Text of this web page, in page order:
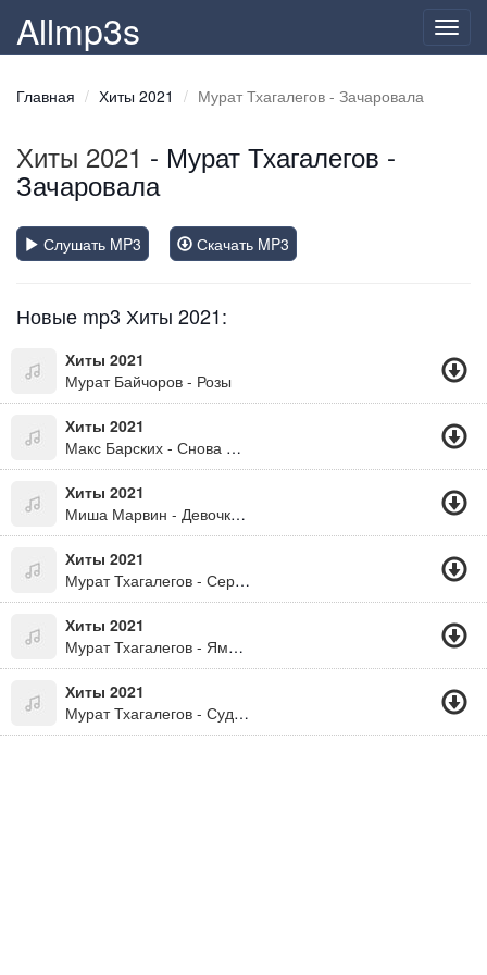
Allmp3s
Главная Хиты 2021 Мурат Тхагалегов - Зачаровала
Хиты 2021 - Мурат Тхагалегов -
Зачаровала
Слушать MP3 Скачать MP3
Новые mp3 Хиты 2021:
Хиты 2021
Мурат Байчоров - Розы
Хиты 2021
Макс Барских - Снова Пьяный Вечер
Хиты 2021
Миша Марвин - Девочка Не Бойся
Хиты 2021
Мурат Тхагалегов - Серый Дым
Хиты 2021
Мурат Тхагалегов - Ямочки
Хиты 2021
Мурат Тхагалегов - Судьба Холостяка